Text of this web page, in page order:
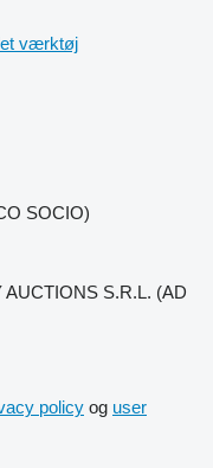
værktøj
SOCIO)
S.R.L. (AD
policy og user